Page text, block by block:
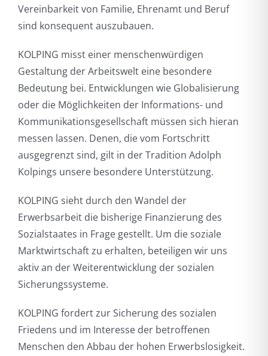
Vereinbarkeit von Familie, Ehrenamt und Beruf
sind konsequent auszubauen.
KOLPING misst einer menschenwürdigen
Gestaltung der Arbeitswelt eine besondere
Bedeutung bei. Entwicklungen wie Globalisierung
oder die Möglichkeiten der Informations- und
Kommunikationsgesellschaft müssen sich hieran
messen lassen. Denen, die vom Fortschritt
ausgegrenzt sind, gilt in der Tradition Adolph
Kolpings unsere besondere Unterstützung.
KOLPING sieht durch den Wandel der
Erwerbsarbeit die bisherige Finanzierung des
Sozialstaates in Frage gestellt. Um die soziale
Marktwirtschaft zu erhalten, beteiligen wir uns
aktiv an der Weiterentwicklung der sozialen
Sicherungssysteme.
KOLPING fordert zur Sicherung des sozialen
Friedens und im Interesse der betroffenen
Menschen den Abbau der hohen Erwerbslosigkeit.